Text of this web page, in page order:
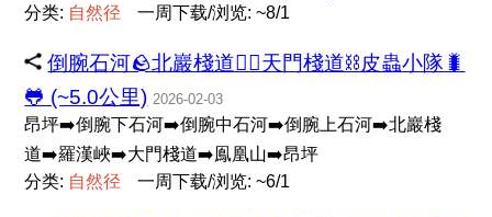
分类: 自然径 一周下载/浏览: ~8/1
倒腕石河🪨北巖棧道🧗‍♂️天門棧道⛓皮蟲小隊🐛
🐸 (~5.0公里) 2026-02-03
昂坪➡️倒腕下石河➡️倒腕中石河➡️倒腕上石河➡️北巖棧
道➡️羅漢峽➡️大門棧道➡️鳯凰山➡️昂坪
分类: 自然径 一周下载/浏览: ~6/1